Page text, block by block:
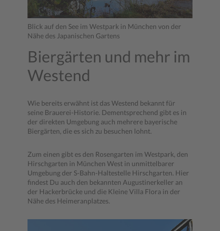
Blick auf den See im Westpark in München von der
Nähe des Japanischen Gartens
Biergärten und mehr im
Westend
Wie bereits erwähnt ist das Westend bekannt für
seine Brauerei-Historie. Dementsprechend gibt es in
der direkten Umgebung auch mehrere bayerische
Biergärten, die es sich zu besuchen lohnt.
Zum einen gibt es den Rosengarten im Westpark, den
Hirschgarten in München West in unmittelbarer
Umgebung der S-Bahn-Haltestelle Hirschgarten. Hier
findest Du auch den bekannten Augustinerkeller an
der Hackerbrücke und die Kleine Villa Flora in der
Nähe des Heimeranplatzes.